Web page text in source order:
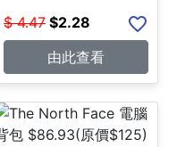
$ 4.47 $2.28
由此查看